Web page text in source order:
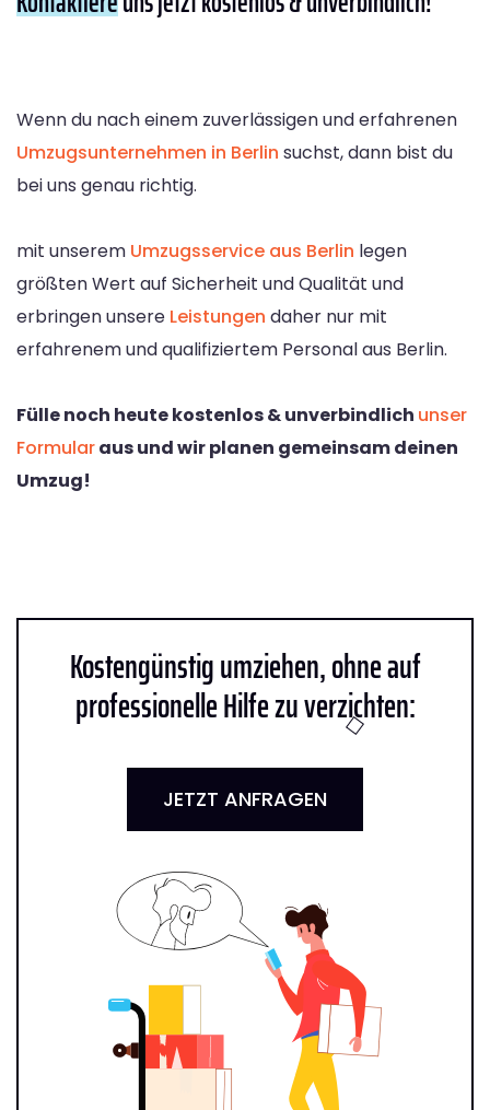
Wenn du nach einem zuverlässigen und erfahrenen
Umzugsunternehmen in Berlin suchst, dann bist du
bei uns genau richtig.
mit unserem Umzugsservice aus Berlin legen
größten Wert auf Sicherheit und Qualität und
erbringen unsere Leistungen daher nur mit
erfahrenem und qualifiziertem Personal aus Berlin.
Fülle noch heute kostenlos & unverbindlich unser
Formularaus und wir planen gemeinsam deinen
Umzug!
Kostengünstig umziehen, ohne auf
professionelle Hilfe zu verzichten:
JETZT ANFRAGEN